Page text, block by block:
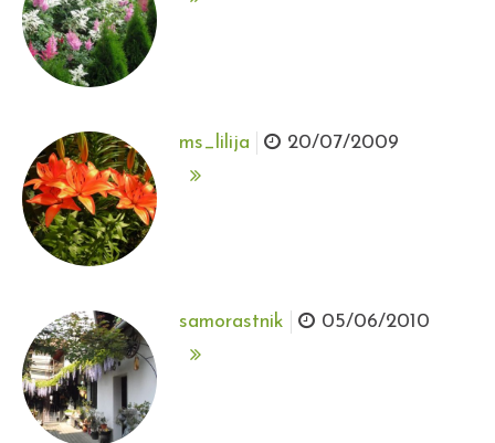
ms_lilija 20/07/2009
samorastnik 05/06/2010